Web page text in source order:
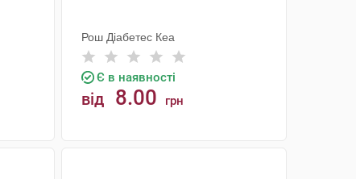
Рош Діабетес Кеа
Є в наявності
від 8.00 грн